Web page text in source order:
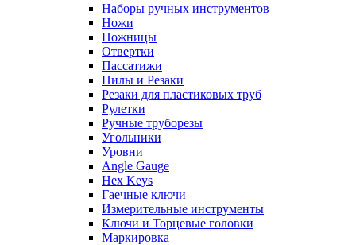
Наборы ручных инструментов
Ножи
Ножницы
Отвертки
Пассатижи
Пилы и Резаки
Резаки для пластиковых труб
Рулетки
Ручные труборезы
Угольники
Уровни
Angle Gauge
Hex Keys
Гаечные ключи
Измерительные инструменты
Ключи и Торцевые головки
Маркировка